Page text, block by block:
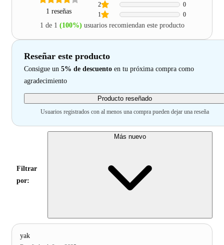
1 reseñas 1 0
2 0
1 de 1 (100%) usuarios recomiendan este producto
Reseñar este producto
Consigue un 5% de descuento en tu próxima compra como
agradecimiento
Producto reseñado
Usuarios registrados con al menos una compra pueden dejar una reseña
Filtrar
por:
Más nuevo
yak